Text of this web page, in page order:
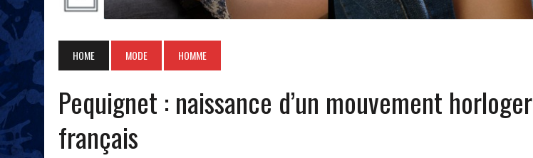
HOME MODE HOMME
Pequignet : naissance d’un mouvement horloger
français